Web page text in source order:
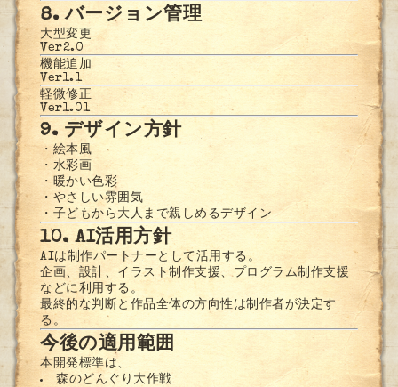
8. バージョン管理
大型変更
Ver2.0
機能追加
Ver1.1
軽微修正
Ver1.01
9. デザイン方針
・絵本風
・水彩画
・暖かい色彩
・やさしい雰囲気
・子どもから大人まで親しめるデザイン
10. AI活用方針
AIは制作パートナーとして活用する。
企画、設計、イラスト制作支援、プログラム制作支援
などに利用する。
最終的な判断と作品全体の方向性は制作者が決定す
る。
今後の適用範囲
本開発標準は、
森のどんぐり大作戦